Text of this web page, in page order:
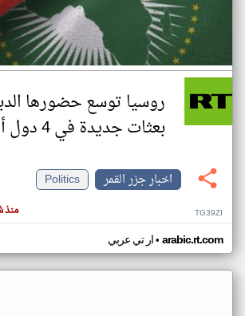
روسيا توسع حضورها
بعثات جديدة في 4 دول أفريقية
اخبار جزر القمر
Politics
منذ TG39ZI
ار تي عربي• arabic.rt.com